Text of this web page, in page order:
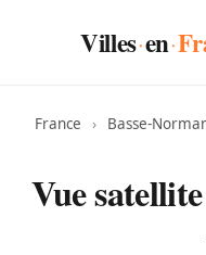
Villes·en·
France › Basse-
Vue